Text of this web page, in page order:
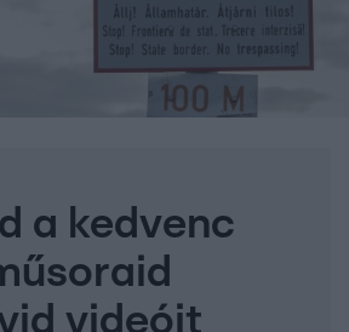
a kedvenc
videóit